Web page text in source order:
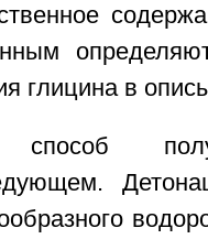
глицина в
способ